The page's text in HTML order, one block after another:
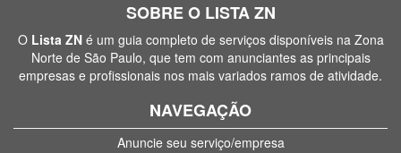
SOBRE O LISTA ZN
O Lista ZNé um guia completo de serviços disponíveis na Zona
Norte de São Paulo, que tem com anunciantes as principais
empresas e profissionais nos mais variados ramos de atividade.
NAVEGAÇÃO
Anuncie seu serviço/empresa